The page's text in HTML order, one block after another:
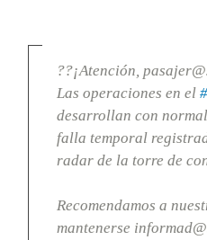
??¡Atención,
Las operaciones en el
desarrollan con
falla temporal
radar de la torre de
Recomendamos a
mantenerse